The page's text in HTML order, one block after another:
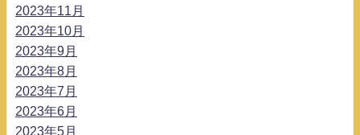
2023年11月
2023年10月
2023年9月
2023年8月
2023年7月
2023年6月
2023年5月